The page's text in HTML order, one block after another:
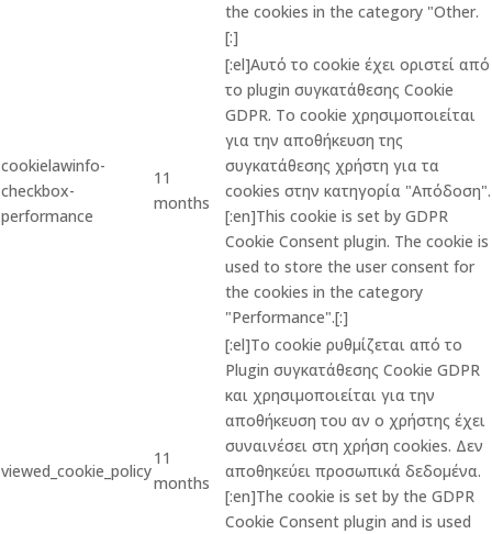
the cookies in the category "Other.
[:]
cookielawinfo-
checkbox-
performance
11
months
[:el]Αυτό το cookie έχει οριστεί από
το plugin συγκατάθεσης Cookie
GDPR. Το cookie χρησιμοποιείται
για την αποθήκευση της
συγκατάθεσης χρήστη για τα
cookies στην κατηγορία "Απόδοση".
[:en]This cookie is set by GDPR
Cookie Consent plugin. The cookie is
used to store the user consent for
the cookies in the category
"Performance".[:]
viewed_cookie_policy
11
months
[:el]Το cookie ρυθμίζεται από το
Plugin συγκατάθεσης Cookie GDPR
και χρησιμοποιείται για την
αποθήκευση του αν ο χρήστης έχει
συναινέσει στη χρήση cookies. Δεν
αποθηκεύει προσωπικά δεδομένα.
[:en]The cookie is set by the GDPR
Cookie Consent plugin and is used